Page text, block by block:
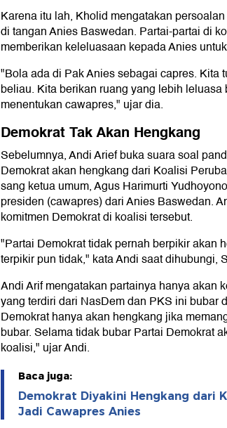
Karena itu lah, Kholid mengatakan
di tangan Anies Baswedan. Partai-partai di
memberikan keleluasaan kepada Anies
"Bola ada di Pak Anies sebagai capres. Kita
beliau. Kita berikan ruang yang lebih leluasa
menentukan cawapres," ujar dia.
Demokrat Tak Akan Hengkang
Sebelumnya, Andi Arief buka suara soal
Demokrat akan hengkang dari Koalisi
sang ketua umum, Agus Harimurti
presiden (cawapres) dari Anies Baswedan.
komitmen Demokrat di koalisi tersebut.
"Partai Demokrat tidak pernah berpikir akan
terpikir pun tidak," kata Andi saat dihubungi,
Andi Arif mengatakan partainya hanya akan
yang terdiri dari NasDem dan PKS ini bubar
Demokrat hanya akan hengkang jika
bubar. Selama tidak bubar Partai Demokrat
koalisi," ujar Andi.
Baca juga:
Demokrat Diyakini Hengkang dari
Jadi Cawapres Anies